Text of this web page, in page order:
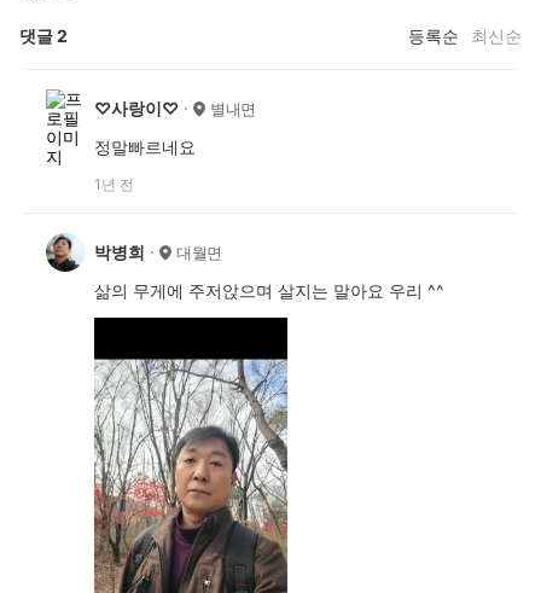
댓글2 등록순 최신순
♡사랑이♡ 별내면
정말빠르네요
1년 전
박병희 대월면
삶의 무게에 주저앉으며 살지는 말아요 우리 ^^